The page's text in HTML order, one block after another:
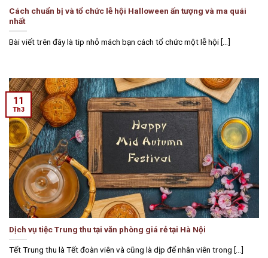
Cách chuẩn bị và tổ chức lễ hội Halloween ấn tượng và ma quái
nhất
Bài viết trên đây là tip nhỏ mách bạn cách tổ chức một lễ hội [...]
Dịch vụ tiệc Trung thu tại văn phòng giá rẻ tại Hà Nội
Tết Trung thu là Tết đoàn viên và cũng là dịp để nhân viên trong [...]
11
Th3